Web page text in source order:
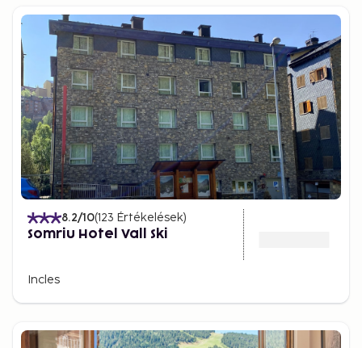
8.2/10(123 Értékelések)
Somriu Hotel Vall Ski
Incles